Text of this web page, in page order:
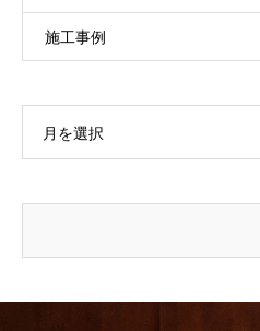
施工事例
月を選択